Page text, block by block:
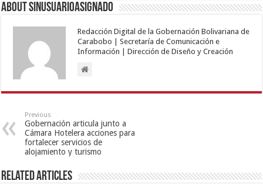
About sinusuarioasignado
Redacción Digital de la Gobernación Bolivariana de
Carabobo | Secretaría de Comunicación e
Información | Dirección de Diseño y Creación
Previous
Gobernación articula junto a
Cámara Hotelera acciones para
fortalecer servicios de
alojamiento y turismo
Related Articles